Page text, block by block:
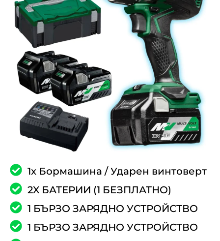
1x Бормашина / Ударен винтоверт
2X БАТЕРИИ (1 БЕЗПЛАТНО)
1 БЪРЗО ЗАРЯДНО УСТРОЙСТВО
1 БЪРЗО ЗАРЯДНО УСТРОЙСТВО